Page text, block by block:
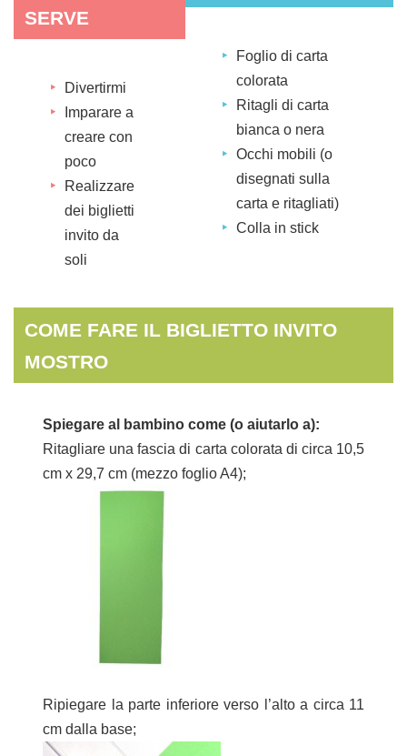
SERVE
Divertirmi
Imparare a
creare con
poco
Realizzare
dei biglietti
invito da
soli
Foglio di carta
colorata
Ritagli di carta
bianca o nera
Occhi mobili (o
disegnati sulla
carta e ritagliati)
Colla in stick
COME FARE IL BIGLIETTO INVITO
MOSTRO
Spiegare al bambino come (o aiutarlo a):
Ritagliare una fascia di carta colorata di circa 10,5
cm x 29,7 cm (mezzo foglio A4);
Ripiegare la parte inferiore verso l’alto a circa 11
cm dalla base;